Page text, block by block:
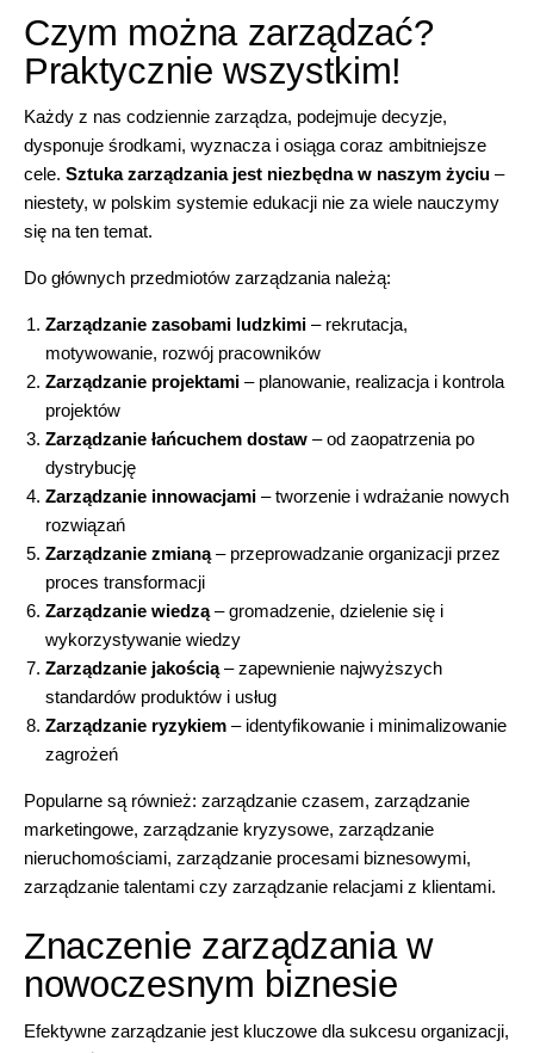
Czym można zarządzać?
Praktycznie wszystkim!
Każdy z nas codziennie zarządza, podejmuje decyzje,
dysponuje środkami, wyznacza i osiąga coraz ambitniejsze
cele. Sztuka zarządzania jest niezbędna w naszym życiu –
niestety, w polskim systemie edukacji nie za wiele nauczymy
się na ten temat.
Do głównych przedmiotów zarządzania należą:
Zarządzanie zasobami ludzkimi – rekrutacja,
motywowanie, rozwój pracowników
Zarządzanie projektami – planowanie, realizacja i kontrola
projektów
Zarządzanie łańcuchem dostaw – od zaopatrzenia po
dystrybucję
Zarządzanie innowacjami – tworzenie i wdrażanie nowych
rozwiązań
Zarządzanie zmianą– przeprowadzanie organizacji przez
proces transformacji
Zarządzanie wiedzą– gromadzenie, dzielenie się i
wykorzystywanie wiedzy
Zarządzanie jakością– zapewnienie najwyższych
standardów produktów i usług
Zarządzanie ryzykiem – identyfikowanie i minimalizowanie
zagrożeń
Popularne są również: zarządzanie czasem, zarządzanie
marketingowe, zarządzanie kryzysowe, zarządzanie
nieruchomościami, zarządzanie procesami biznesowymi,
zarządzanie talentami czy zarządzanie relacjami z klientami.
Znaczenie zarządzania w
nowoczesnym biznesie
Efektywne zarządzanie jest kluczowe dla sukcesu organizacji,